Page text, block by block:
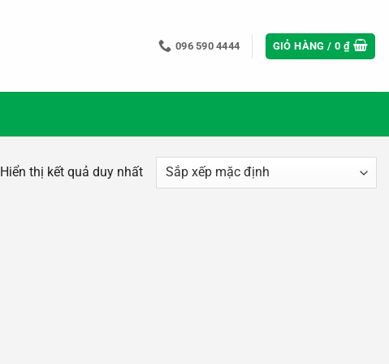
096 590 4444 GIỎ HÀNG / 0 ₫
Hiển thị kết quả duy nhất